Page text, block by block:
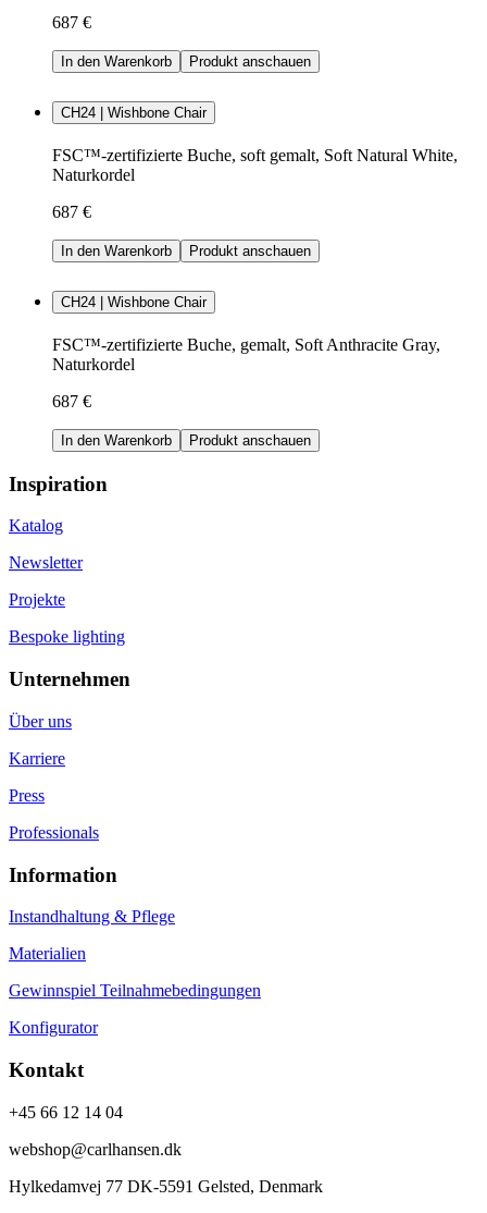
687 €
In den Warenkorb Produkt anschauen
CH24 | Wishbone Chair
FSC™-zertifizierte Buche, soft gemalt, Soft Natural White,
Naturkordel
687 €
In den Warenkorb Produkt anschauen
CH24 | Wishbone Chair
FSC™-zertifizierte Buche, gemalt, Soft Anthracite Gray,
Naturkordel
687 €
In den Warenkorb Produkt anschauen
Inspiration
Katalog
Newsletter
Projekte
Bespoke lighting
Unternehmen
Über uns
Karriere
Press
Professionals
Information
Instandhaltung & Pflege
Materialien
Gewinnspiel Teilnahmebedingungen
Konfigurator
Kontakt
+45 66 12 14 04
webshop@carlhansen.dk
Hylkedamvej 77 DK-5591 Gelsted, Denmark